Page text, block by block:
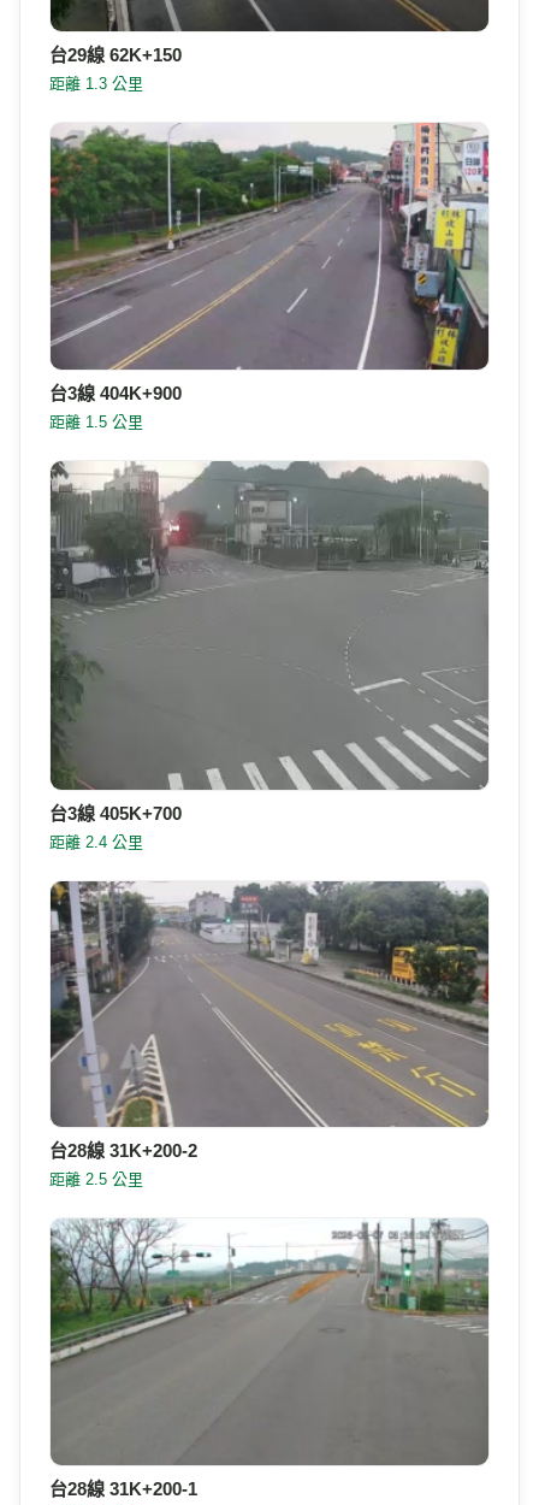
台29線 62K+150
距離 1.3 公里
台3線 404K+900
距離 1.5 公里
台3線 405K+700
距離 2.4 公里
台28線 31K+200-2
距離 2.5 公里
台28線 31K+200-1